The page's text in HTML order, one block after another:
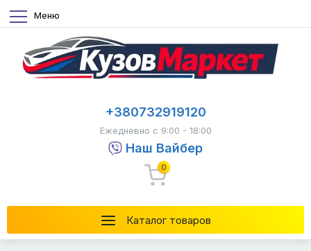
Меню
Каталог товаров
+380732919120
Ежедневно с 9:00 - 18:00
Наш Вайбер
0